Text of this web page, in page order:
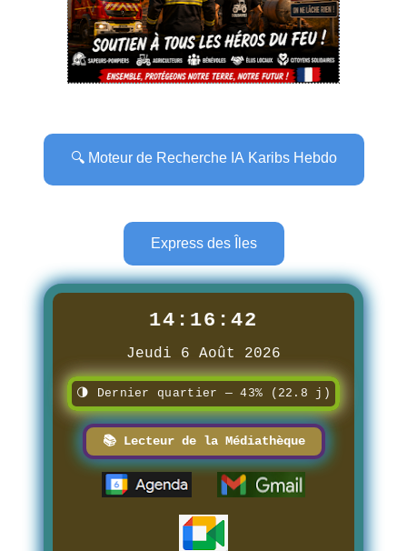
🔍 Moteur de Recherche IA Karibs Hebdo
Express des Îles
14:16:44
Jeudi 6 Août 2026
🌗 Dernier quartier — 43% (22.8 j)
📚 Lecteur de la Médiathèque